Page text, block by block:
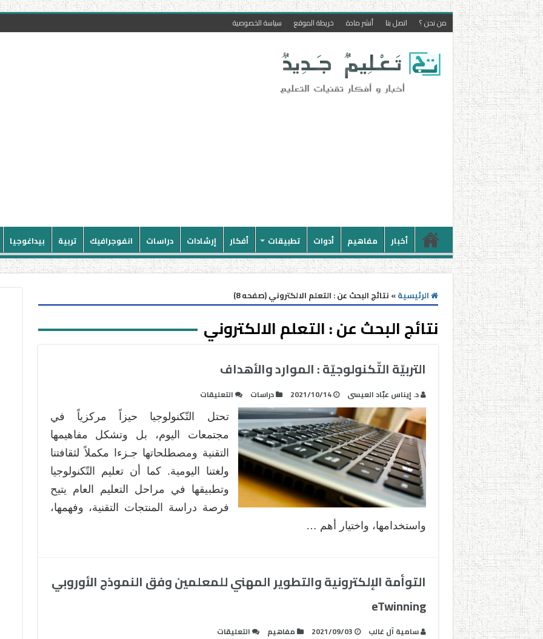
من نحن ؟ اتصل بنا أنشر مادة خريطة الموقع سياسة الخصوصية
أخبار مفاهيم أدوات تطبيقات أفكار إرشادات دراسات انفوجرافيك تربية بيداغوجيا
الرئيسية» نتائج البحث عن : التعلم الالكتروني (صفحه 8)
نتائج البحث عن :التعلم الالكتروني
التربيّة التّكنولوجيّة : الموارد والأهداف
د. إيناس عبّاد العيسى 2021/10/14 دراسات التعليقات
التربيّة
التّكنولوجيّة
:
الموارد
والأهداف
مغلقة
تحتل التّكنولوجيا حيزاً مركزياً في
مجتمعات اليوم، بل وتشكل مفاهيمها
التقنية ومصطلحاتها جـزءا مكملاً لثقافتنا
ولغتنا اليومية. كما أن تعليم التّكنولوجيا
وتطبيقها في مراحل التعليم العام يتيح
فرصة دراسة المنتجات التقنية، وفهمها،
واستخدامها، واختيار أهم …
التوأمة الإلكترونية والتطوير المهني للمعلمين وفق النموذج الأوروبي
eTwinning
سامية آل غالب 2021/09/03 مفاهيم التعليقات